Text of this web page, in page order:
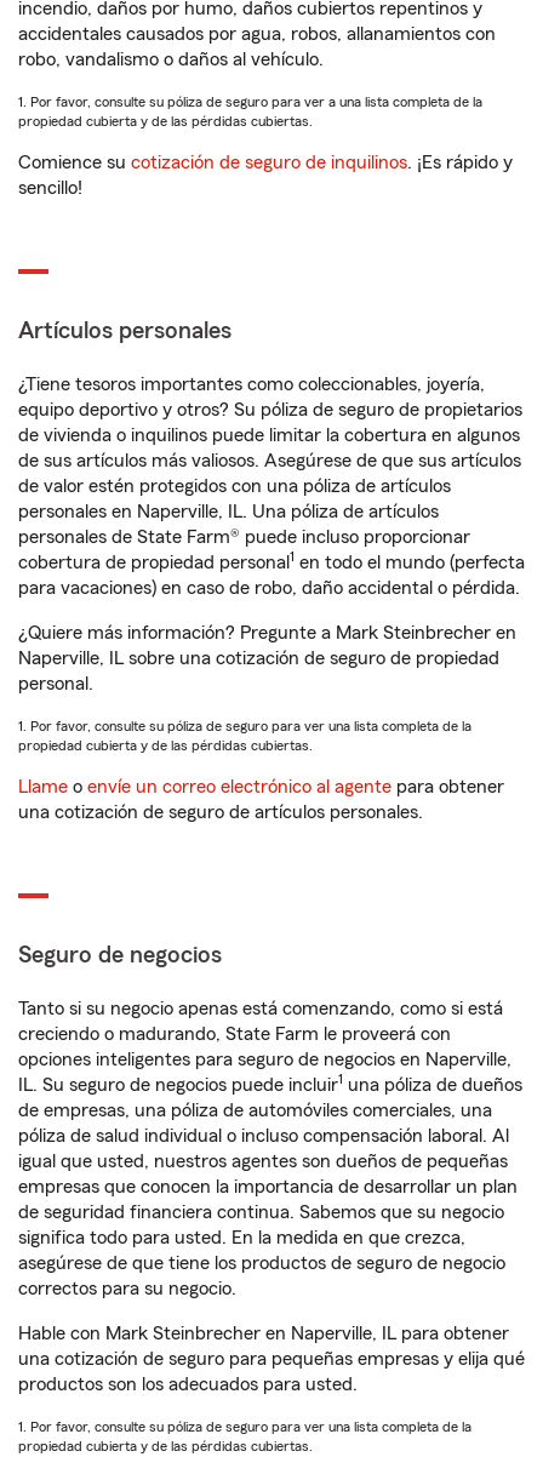
incendio, daños por humo, daños cubiertos repentinos y
accidentales causados por agua, robos, allanamientos con
robo, vandalismo o daños al vehículo.
1. Por favor, consulte su póliza de seguro para ver a una lista completa de la
propiedad cubierta y de las pérdidas cubiertas.
Comience su cotización de seguro de inquilinos. ¡Es rápido y
sencillo!
Artículos personales
¿Tiene tesoros importantes como coleccionables, joyería,
equipo deportivo y otros? Su póliza de seguro de propietarios
de vivienda o inquilinos puede limitar la cobertura en algunos
de sus artículos más valiosos. Asegúrese de que sus artículos
de valor estén protegidos con una póliza de artículos
personales en Naperville, IL. Una póliza de artículos
personales de State Farm® puede incluso proporcionar
cobertura de propiedad personal 1 en todo el mundo (perfecta
para vacaciones) en caso de robo, daño accidental o pérdida.
¿Quiere más información? Pregunte a Mark Steinbrecher en
Naperville, IL sobre una cotización de seguro de propiedad
personal.
1. Por favor, consulte su póliza de seguro para ver una lista completa de la
propiedad cubierta y de las pérdidas cubiertas.
Llame o envíe un correo electrónico al agente para obtener
una cotización de seguro de artículos personales.
Seguro de negocios
Tanto si su negocio apenas está comenzando, como si está
creciendo o madurando, State Farm le proveerá con
opciones inteligentes para seguro de negocios en Naperville,
IL. Su seguro de negocios puede incluir1 una póliza de dueños
de empresas, una póliza de automóviles comerciales, una
póliza de salud individual o incluso compensación laboral. Al
igual que usted, nuestros agentes son dueños de pequeñas
empresas que conocen la importancia de desarrollar un plan
de seguridad financiera continua. Sabemos que su negocio
significa todo para usted. En la medida en que crezca,
asegúrese de que tiene los productos de seguro de negocio
correctos para su negocio.
Hable con Mark Steinbrecher en Naperville, IL para obtener
una cotización de seguro para pequeñas empresas y elija qué
productos son los adecuados para usted.
1. Por favor, consulte su póliza de seguro para ver una lista completa de la
propiedad cubierta y de las pérdidas cubiertas.